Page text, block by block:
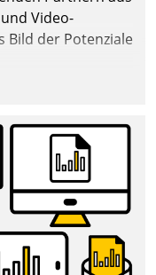
Video-
Bild der Potenziale